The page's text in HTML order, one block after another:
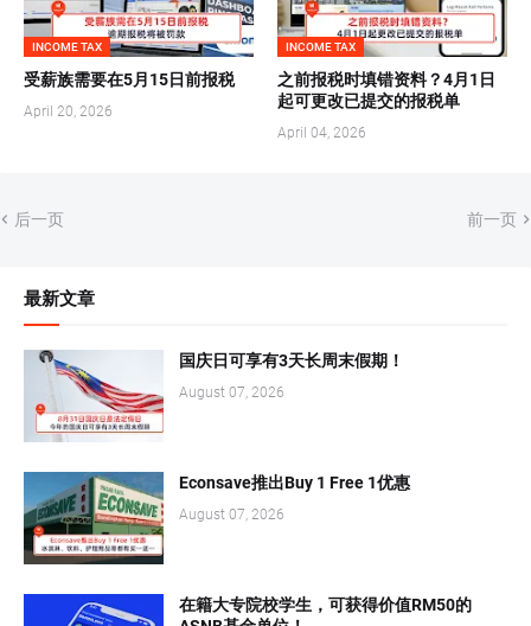
INCOME TAX
受薪族需要在5月15日前报税
April 20, 2026
INCOME TAX
之前报税时填错资料？4月1日
起可更改已提交的报税单
April 04, 2026
后一页 前一页
最新文章
国庆日可享有3天长周末假期！
August 07, 2026
Econsave推出Buy 1 Free 1优惠
August 07, 2026
在籍大专院校学生，可获得价值RM50的